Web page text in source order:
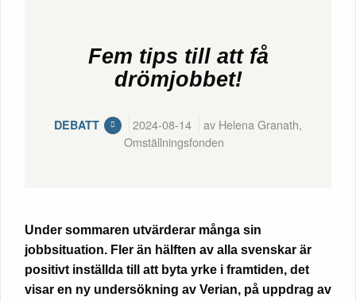
Fem tips till att få
drömjobbet!
DEBATT 2024-08-14
av Helena Granath,
Omställningsfonden
Under sommaren utvärderar många sin
jobbsituation. Fler än hälften av alla svenskar är
positivt inställda till att byta yrke i framtiden, det
visar en ny undersökning av Verian, på uppdrag av